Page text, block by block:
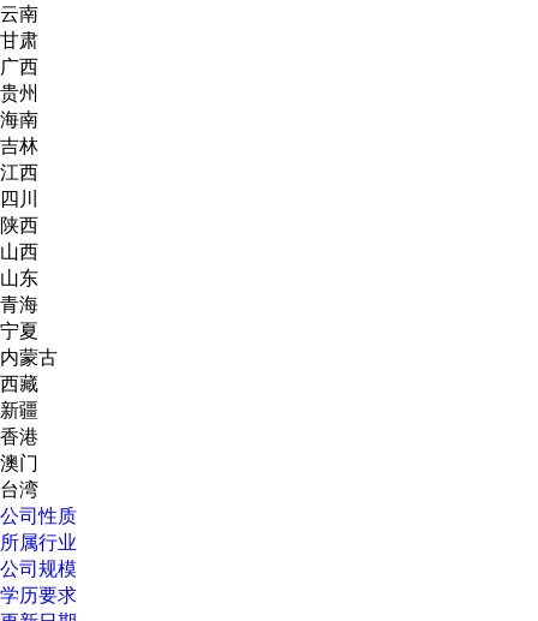
云南
甘肃
广西
贵州
海南
吉林
江西
四川
陕西
山西
山东
青海
宁夏
内蒙古
西藏
新疆
香港
澳门
台湾
公司性质
所属行业
公司规模
学历要求